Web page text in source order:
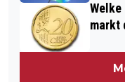
Welke
markt